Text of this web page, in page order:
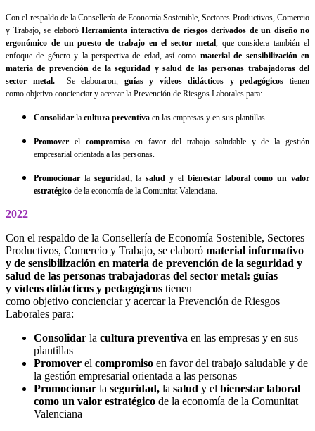
Con el respaldo de la Consellería de Economía Sostenible, Sectores Productivos, Comercio
y Trabajo, se elaboró Herramienta interactiva de riesgos derivados de un diseño no
ergonómico de un puesto de trabajo en el sector metal, que considera también el
enfoque de género y la perspectiva de edad, así como material de sensibilización en
materia de prevención de la seguridad y salud de las personas trabajadoras del
sector metal. Se elaboraron, guías y vídeos didácticos y pedagógicostienen
como objetivo concienciar y acercar la Prevención de Riesgos Laborales para:
Consolidar la cultura preventiva en las empresas y en sus plantillas.
Promover elcompromisoen favor del trabajo saludable y de la gestión
empresarial orientada a las personas.
Promocionar laseguridad,la saludy elbienestar laboral como un valor
estratégico de la economía de la Comunitat Valenciana.
2022
Con el respaldo de la Consellería de Economía Sostenible, Sectores
Productivos, Comercio y Trabajo, se elaboró material informativo
y de sensibilización en materia de prevención de la seguridad y
salud de las personas trabajadoras del sector metal: guías
y vídeos didácticos y pedagógicos tienen
como objetivo concienciar y acercar la Prevención de Riesgos
Laborales para:
Consolidar la cultura preventiva en las empresas y en sus
plantillas
Promover el compromiso en favor del trabajo saludable y de
la gestión empresarial orientada a las personas
Promocionar la seguridad, la salud y el bienestar laboral
como un valor estratégico de la economía de la Comunitat
Valenciana